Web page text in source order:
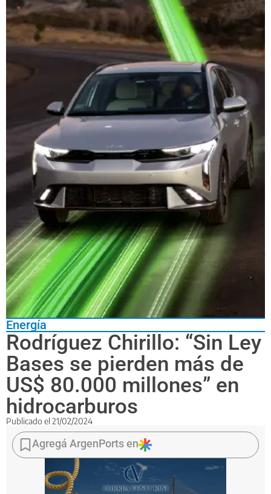
Energía
Rodríguez Chirillo: “Sin Ley
Bases se pierden más de
US$ 80.000 millones” en
hidrocarburos
Publicado el 21/02/2024
secretario
de
Agregá ArgenPorts en